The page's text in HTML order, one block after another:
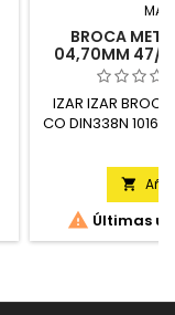
BROCA MET
04,70MM 47/
IZAR IZAR
CO DIN338N 1016

 Últimas